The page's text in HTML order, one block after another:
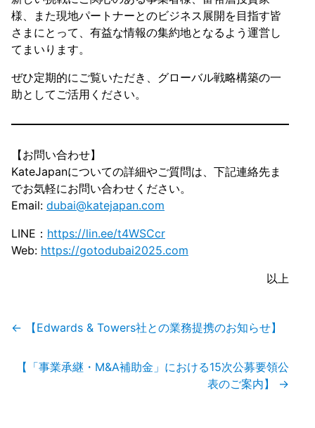
様、また現地パートナーとのビジネス展開を目指す皆
さまにとって、有益な情報の集約地となるよう運営し
てまいります。
ぜひ定期的にご覧いただき、グローバル戦略構築の一
助としてご活用ください。
【お問い合わせ】
KateJapanについての詳細やご質問は、下記連絡先ま
でお気軽にお問い合わせください。
Email: dubai@katejapan.com
LINE： https://lin.ee/t4WSCcr
Web: https://gotodubai2025.com
以上
稿
← 【Edwards & Towers社との業務提携のお知らせ】
【「事業承継・M&A補助金」における15次公募要領公
表のご案内】 →